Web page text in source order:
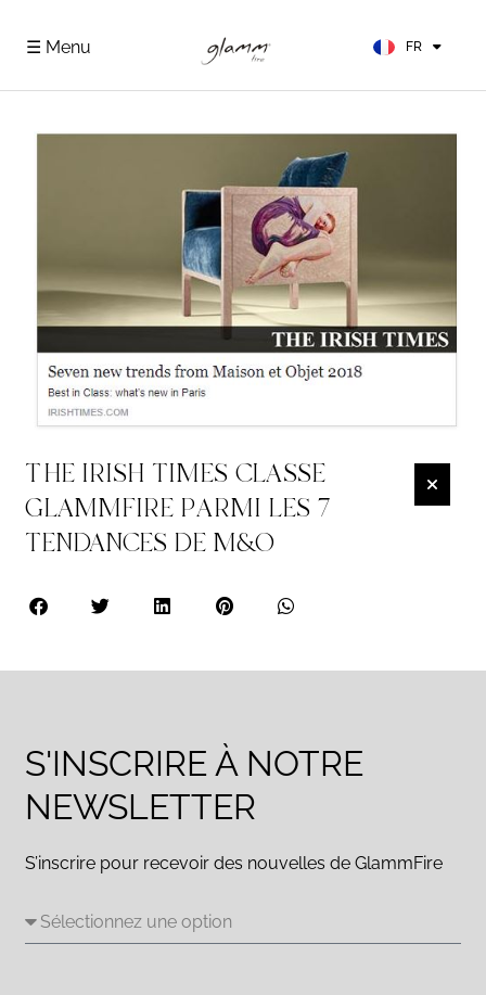
☰ Menu FR
DE
THE IRISH TIMES CLASSE
GLAMMFIRE PARMI LES 7
TENDANCES DE M&O
S'INSCRIRE À NOTRE
NEWSLETTER
S’inscrire pour recevoir des nouvelles de GlammFire